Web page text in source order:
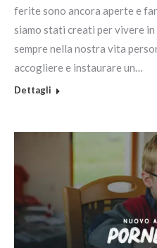
ferite sono ancora aperte e
siamo stati creati per vivere
sempre nella nostra vita
accogliere e instaurare un…
Dettagli